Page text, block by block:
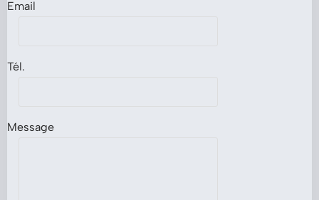
Email
Tél.
Message